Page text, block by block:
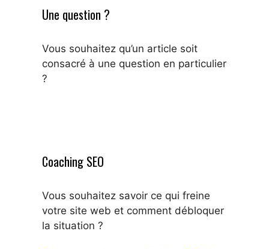
Une question ?
Vous souhaitez qu’un article soit
consacré à une question en particulier
?
Coaching SEO
Vous souhaitez savoir ce qui freine
votre site web et comment débloquer
la situation ?